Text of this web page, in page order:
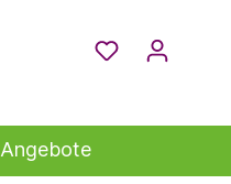
Angebote